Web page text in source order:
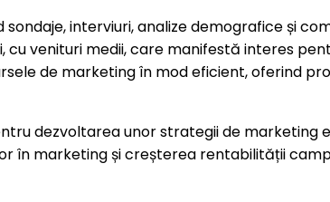
interviuri, analize demografice și
cu venituri medii, care manifestă interes
de marketing în mod eficient, oferind
dezvoltarea unor strategii de marketing
în marketing și creșterea rentabilității